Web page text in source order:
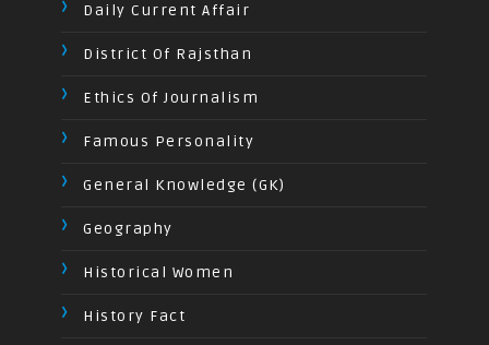
Daily Current Affair
District Of Rajsthan
Ethics Of Journalism
Famous Personality
General Knowledge (GK)
Geography
Historical Women
History Fact